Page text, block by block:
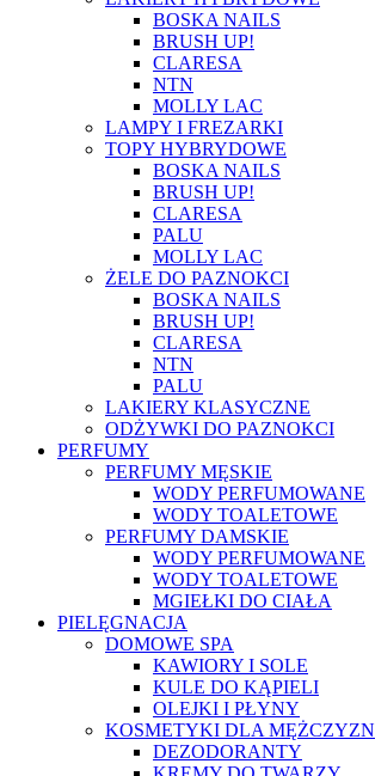
BOSKA NAILS
BRUSH UP!
CLARESA
NTN
MOLLY LAC
LAMPY I FREZARKI
TOPY HYBRYDOWE
BOSKA NAILS
BRUSH UP!
CLARESA
PALU
MOLLY LAC
ŻELE DO PAZNOKCI
BOSKA NAILS
BRUSH UP!
CLARESA
NTN
PALU
LAKIERY KLASYCZNE
ODŻYWKI DO PAZNOKCI
PERFUMY
PERFUMY MĘSKIE
WODY PERFUMOWANE
WODY TOALETOWE
PERFUMY DAMSKIE
WODY PERFUMOWANE
WODY TOALETOWE
MGIEŁKI DO CIAŁA
PIELĘGNACJA
DOMOWE SPA
KAWIORY I SOLE
KULE DO KĄPIELI
OLEJKI I PŁYNY
KOSMETYKI DLA MĘŻCZYZN
DEZODORANTY